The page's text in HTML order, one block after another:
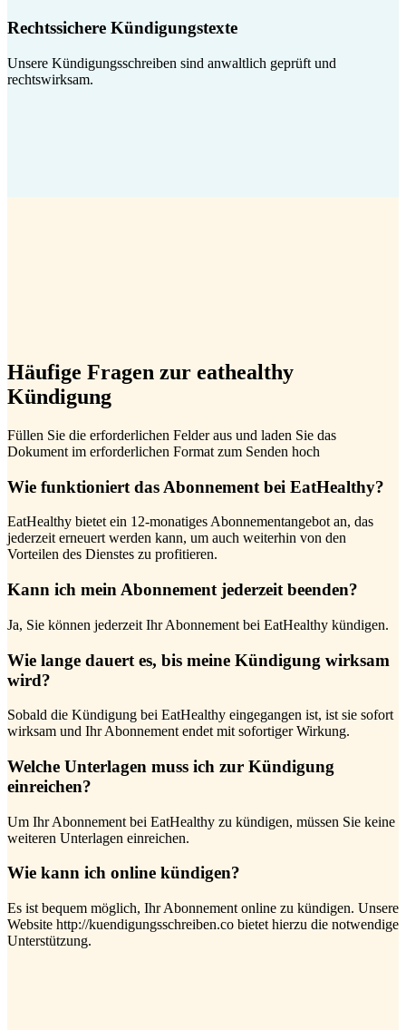
Rechtssichere Kündigungstexte
Unsere Kündigungsschreiben sind anwaltlich geprüft und
rechtswirksam.
Häufige Fragen zur eathealthy
Kündigung
Füllen Sie die erforderlichen Felder aus und laden Sie das
Dokument im erforderlichen Format zum Senden hoch
Wie funktioniert das Abonnement bei EatHealthy?
EatHealthy bietet ein 12-monatiges Abonnementangebot an, das
jederzeit erneuert werden kann, um auch weiterhin von den
Vorteilen des Dienstes zu profitieren.
Kann ich mein Abonnement jederzeit beenden?
Ja, Sie können jederzeit Ihr Abonnement bei EatHealthy kündigen.
Wie lange dauert es, bis meine Kündigung wirksam
wird?
Sobald die Kündigung bei EatHealthy eingegangen ist, ist sie sofort
wirksam und Ihr Abonnement endet mit sofortiger Wirkung.
Welche Unterlagen muss ich zur Kündigung
einreichen?
Um Ihr Abonnement bei EatHealthy zu kündigen, müssen Sie keine
weiteren Unterlagen einreichen.
Wie kann ich online kündigen?
Es ist bequem möglich, Ihr Abonnement online zu kündigen. Unsere
Website http://kuendigungsschreiben.co bietet hierzu die notwendige
Unterstützung.